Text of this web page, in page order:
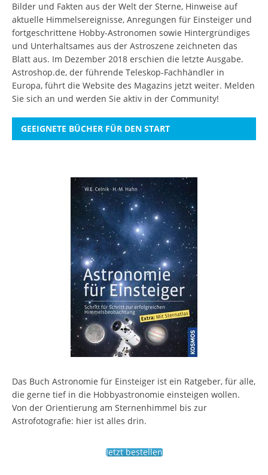
Bilder und Fakten aus der Welt der Sterne, Hinweise auf
aktuelle Himmelsereignisse, Anregungen für Einsteiger und
fortgeschrittene Hobby-Astronomen sowie Hintergründiges
und Unterhaltsames aus der Astroszene zeichneten das
Blatt aus. Im Dezember 2018 erschien die letzte Ausgabe.
Astroshop.de, der führende Teleskop-Fachhändler in
Europa, führt die Website des Magazins jetzt weiter. Melden
Sie sich an und werden Sie aktiv in der Community!
GEEIGNETE BÜCHER FÜR DEN START
Das Buch Astronomie für Einsteiger ist ein Ratgeber, für alle,
die gerne tief in die Hobbyastronomie einsteigen wollen.
Von der Orientierung am Sternenhimmel bis zur
Astrofotografie: hier ist alles drin.
Jetzt bestellen